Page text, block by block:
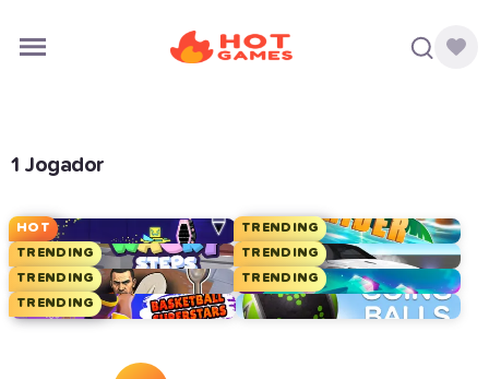
1 Jogador
HOT
TRENDING
TRENDING
TRENDING
TRENDING
TRENDING
TRENDING